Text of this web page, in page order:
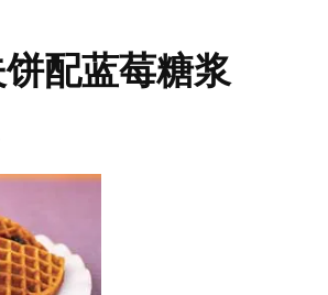
配蓝莓糖浆